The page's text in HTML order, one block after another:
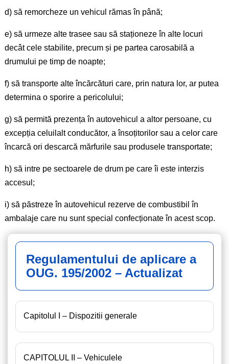
d) să remorcheze un vehicul rămas în până;
e) să urmeze alte trasee sau să staționeze în alte locuri
decât cele stabilite, precum și pe partea carosabilă a
drumului pe timp de noapte;
f) să transporte alte încărcături care, prin natura lor, ar putea
determina o sporire a pericolului;
g) să permită prezența în autovehicul a altor persoane, cu
excepția celuilalt conducător, a însoțitorilor sau a celor care
încarcă ori descarcă mărfurile sau produsele transportate;
h) să intre pe sectoarele de drum pe care îi este interzis
accesul;
i) să păstreze în autovehicul rezerve de combustibil în
ambalaje care nu sunt special confecționate în acest scop.
Regulamentului de aplicare a
OUG. 195/2002 – Actualizat
Capitolul I – Dispozitii generale
CAPITOLUL II – Vehiculele